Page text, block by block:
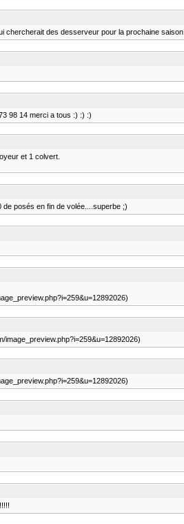
chercherait des desserveur pour la prochaine saison
98 14 merci a tous :) :) :)
et 1 colvert.
posés en fin de volée....superbe ;)